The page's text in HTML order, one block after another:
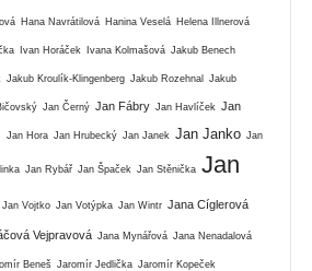
Hana Navrátilová Hanina Veselá Helena Illnerová
Ivan Horáček Ivana Kolmašová Jakub Benech
Jakub Kroulík-Klingenberg Jakub Rozehnal Jakub
Jan Černý Jan Fábry Jan Havlíček Jan
Jan Hora Jan Hrubecký Jan Janek Jan Janko Jan
Jan Rybář Jan Špaček Jan Stěnička Jan
Jan Vojtko Jan Votýpka Jan Wintr Jana Cíglerová
Vejpravová Jana Mynářová Jana Nenadalová
Beneš Jaromír Jedlička Jaromír Kopeček